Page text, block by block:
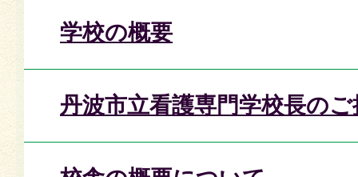
学校の概要
丹波市立看護専門学校長のご